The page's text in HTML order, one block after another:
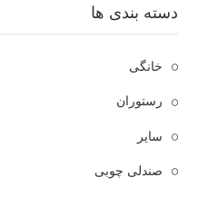
دسته بندی ها
خانگی
رستوران
سایر
صندلی چوبی